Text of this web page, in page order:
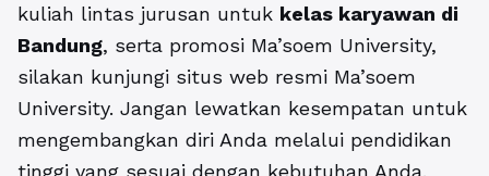
kuliah lintas jurusan untuk kelas karyawan di
Bandung, serta promosi Ma’soem University,
silakan kunjungi situs web resmi Ma’soem
University. Jangan lewatkan kesempatan untuk
mengembangkan diri Anda melalui pendidikan
tinggi yang sesuai dengan kebutuhan Anda.